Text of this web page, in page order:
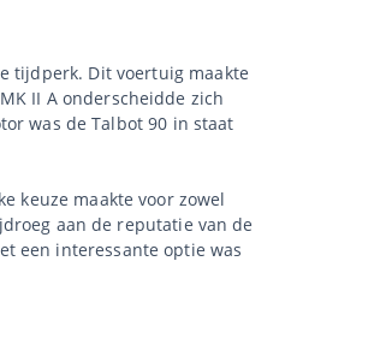
tijdperk. Dit voertuig maakte
II A onderscheidde zich
was de Talbot 90 in staat
keuze maakte voor zowel
aan de reputatie van de
een interessante optie was